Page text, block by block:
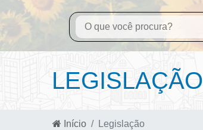
LEGISLAÇÃO
Início Legislação